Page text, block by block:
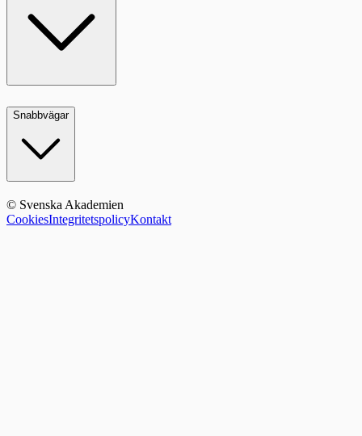
Snabbvägar
© Svenska Akademien
CookiesIntegritetspolicyKontakt